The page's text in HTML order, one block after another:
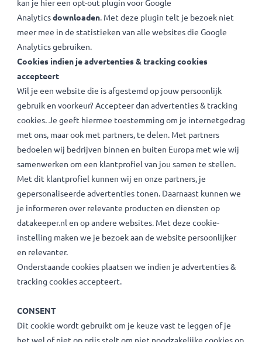
_utm*
Cookies die beginnen met
ga,gid en _utm zijn afkomstig
Google Analytics en worden gebruikt voor het bijhouden
bezoekersstatistieken. Je anonimiteit wordt hierbij
gewaarborgd. Dit cookie wordt één jaar bewaard. Google
Analytics wordt gebruikt om bezoekersstatistieken te
verzamelen om de site verder te kunnen verbeteren.
is een bewerkersovereenkomst met Google gesloten.
Gegevensuitwisseling met andere Google diensten is
uitgeschakeld en IP adressen worden geanonimiseerd. Als
het script van Analytics liever helemaal wilt blokkeren dan
kan je hier een opt-out plugin voor Google
Analyticsdownloaden. Met deze plugin telt je bezoek niet
meer mee in de statistieken van alle websites die Google
Analytics gebruiken.
Cookies indien je advertenties & tracking cookies
accepteert
Wil je een website die is afgestemd op jouw persoonlijk
cookies. Je geeft hiermee toestemming om je
met ons, maar ook met partners, te delen. Met partners